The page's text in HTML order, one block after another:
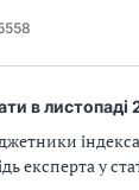
в
експерта у